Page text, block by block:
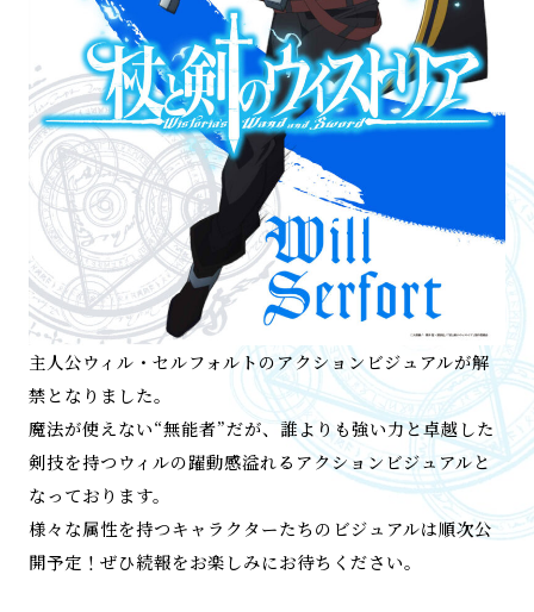
主人公ウィル・セルフォルトのアクションビジュアルが解
禁となりました。
魔法が使えない“無能者”だが、誰よりも強い力と卓越した
剣技を持つウィルの躍動感溢れるアクションビジュアルと
なっております。
様々な属性を持つキャラクターたちのビジュアルは順次公
開予定！ぜひ続報をお楽しみにお待ちください。